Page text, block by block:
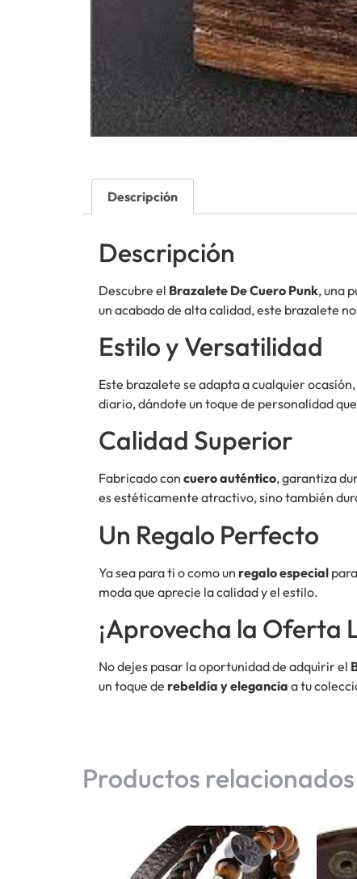
Descripción
Descripción
Descubre el Brazalete De Cuero Punk, una
un acabado de alta calidad, este brazalete
Estilo y Versatilidad
Este brazalete se adapta a cualquier
diario, dándote un toque de personalidad
Calidad Superior
Fabricado con cuero auténtico, garantiza
es estéticamente atractivo, sino también
Un Regalo Perfecto
Ya sea para ti o como un regalo especial
moda que aprecie la calidad y el estilo.
¡Aprovecha la Oferta
No dejes pasar la oportunidad de adquirir el
un toque de rebeldía y elegancia a tu
Productos relacionados